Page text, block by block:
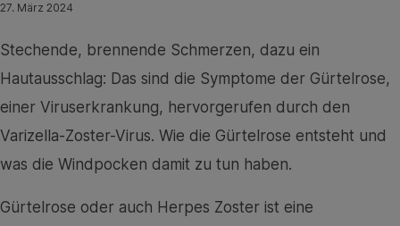
27. März 2024
Stechende, brennende Schmerzen, dazu ein
Hautausschlag: Das sind die Symptome der Gürtelrose,
einer Viruserkrankung, hervorgerufen durch den
Varizella-Zoster-Virus. Wie die Gürtelrose entsteht und
was die Windpocken damit zu tun haben.
Gürtelrose oder auch Herpes Zoster ist eine